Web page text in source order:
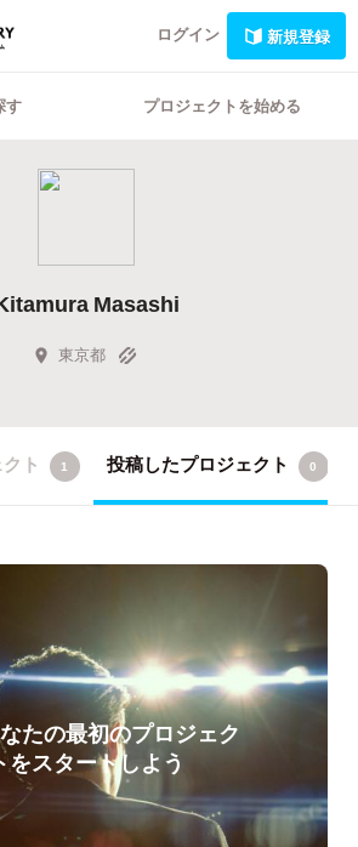
ログイン 新規登録
す プロジェクトを始める
Masashi
東京都
ト 1 投稿したプロジェクト 0
たの最初のプロジェク
をスタートしよう